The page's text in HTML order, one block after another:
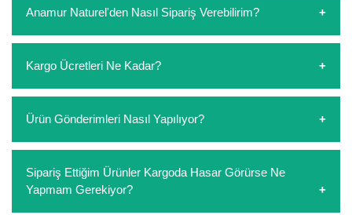
Anamur Naturel'den Nasıl Sipariş Verebilirim?
oluşturarak,iletişim numaralarımızdan bizi arayarak veya
whatsapp hattımızdan bizlere isteklerinizi yazarak sipariş
ödemelerini sipariş verdikten sonra havale/eft veya sipariş
Kargo Ücretleri Ne Kadar?
etmeyin diye 1500 lira ve üzerindeki siparişlerinizde
kargoyu biz karşılıyoruz. 1500 Lira altında kalan
kargo ücreti ödeme aşamasında sepetinize eklenecektir.
Ürün Gönderimleri Nasıl Yapılıyor?
paketlenip gönderim yapılmaktadır.
Sipariş Ettiğim Ürünler Kargoda Hasar Görürse Ne
Yapmam Gerekiyor?